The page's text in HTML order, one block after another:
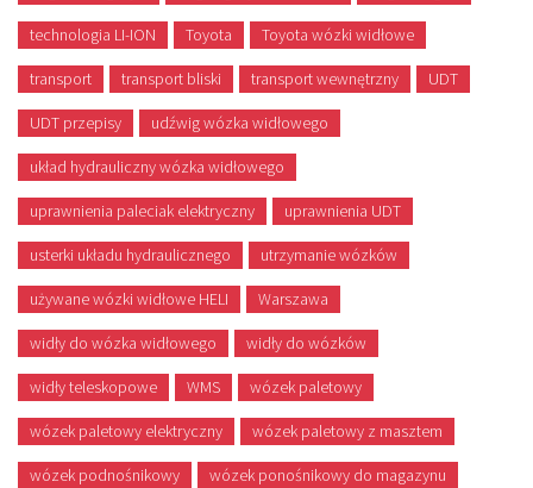
technologia LI-ION Toyota Toyota wózki widłowe
transport transport bliski transport wewnętrzny UDT
UDT przepisy udźwig wózka widłowego
układ hydrauliczny wózka widłowego
uprawnienia paleciak elektryczny uprawnienia UDT
usterki układu hydraulicznego utrzymanie wózków
używane wózki widłowe HELI Warszawa
widły do wózka widłowego widły do wózków
widły teleskopowe WMS wózek paletowy
wózek paletowy elektryczny wózek paletowy z masztem
wózek podnośnikowy wózek ponośnikowy do magazynu